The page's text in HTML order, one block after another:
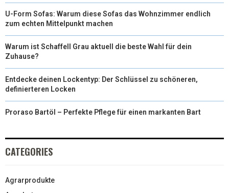
U-Form Sofas: Warum diese Sofas das Wohnzimmer endlich
zum echten Mittelpunkt machen
Warum ist Schaffell Grau aktuell die beste Wahl für dein
Zuhause?
Entdecke deinen Lockentyp: Der Schlüssel zu schöneren,
definierteren Locken
Proraso Bartöl – Perfekte Pflege für einen markanten Bart
CATEGORIES
Agrarprodukte